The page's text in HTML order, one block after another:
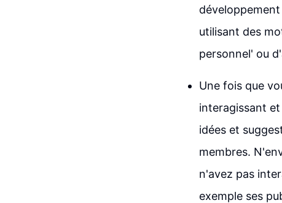
utilisant des
personnel' ou
Une fois que
interagissant
idées et
membres.
n'avez pas
exemple ses